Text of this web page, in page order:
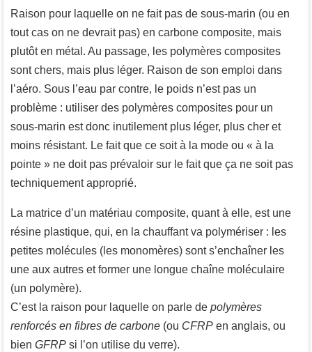
Raison pour laquelle on ne fait pas de sous-marin (ou en
tout cas on ne devrait pas) en carbone composite, mais
plutôt en métal. Au passage, les polymères composites
sont chers, mais plus léger. Raison de son emploi dans
l’aéro. Sous l’eau par contre, le poids n’est pas un
problème : utiliser des polymères composites pour un
sous-marin est donc inutilement plus léger, plus cher et
moins résistant. Le fait que ce soit à la mode ou « à la
pointe » ne doit pas prévaloir sur le fait que ça ne soit pas
techniquement approprié.
La matrice d’un matériau composite, quant à elle, est une
résine plastique, qui, en la chauffant va polymériser : les
petites molécules (les monomères) sont s’enchaîner les
une aux autres et former une longue chaîne moléculaire
(un polymère).
C’est la raison pour laquelle on parle de polymères
renforcés en fibres de carbone (ou CFRP en anglais, ou
bien GFRP si l’on utilise du verre).